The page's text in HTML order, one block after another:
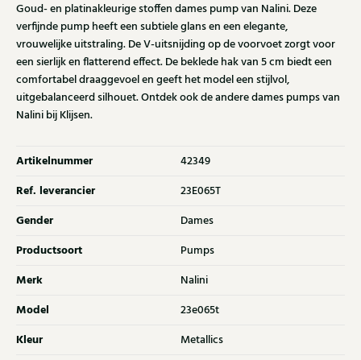
Goud- en platinakleurige stoffen dames pump van Nalini. Deze
verfijnde pump heeft een subtiele glans en een elegante,
vrouwelijke uitstraling. De V-uitsnijding op de voorvoet zorgt voor
een sierlijk en flatterend effect. De beklede hak van 5 cm biedt een
comfortabel draaggevoel en geeft het model een stijlvol,
uitgebalanceerd silhouet. Ontdek ook de andere dames pumps van
Nalini bij Klijsen.
Artikelnummer 42349
Ref. leverancier 23E065T
Gender Dames
Productsoort Pumps
Merk Nalini
Model 23e065t
Kleur Metallics